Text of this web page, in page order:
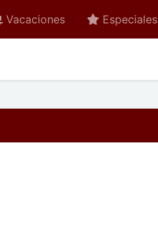
Vacaciones Especiales